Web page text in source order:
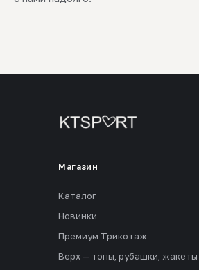
Магазин
Каталог
Новинки
Премиум Трикотаж
Верх — топы, рубашки, жакеты